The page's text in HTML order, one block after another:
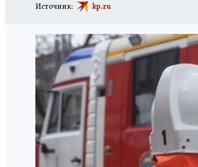
Источник: kp.ru